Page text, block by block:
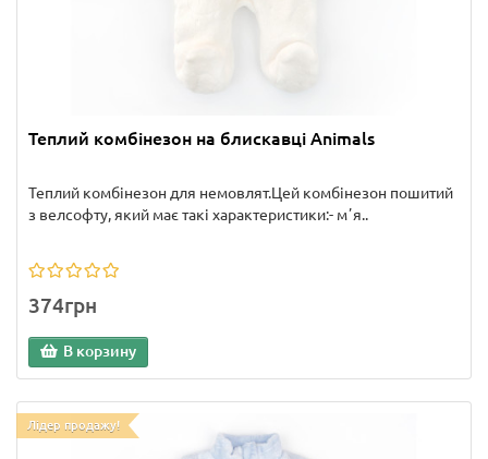
Теплий комбінезон на блискавці Animals
Теплий комбінезон для немовлят.Цей комбінезон пошитий
з велсофту, який має такі характеристики:- мʼя..
374грн
В корзину
Лідер продажу!